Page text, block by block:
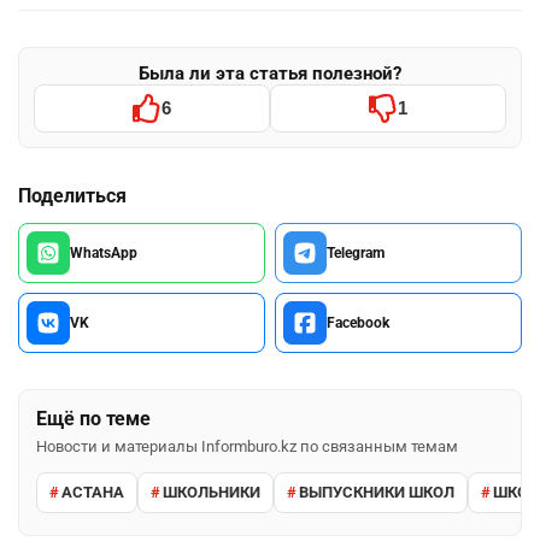
Была ли эта статья полезной?
6 1
Поделиться
WhatsApp Telegram
VK Facebook
Ещё по теме
Новости и материалы Informburo.kz по связанным темам
АСТАНА ШКОЛЬНИКИ ВЫПУСКНИКИ ШКОЛ